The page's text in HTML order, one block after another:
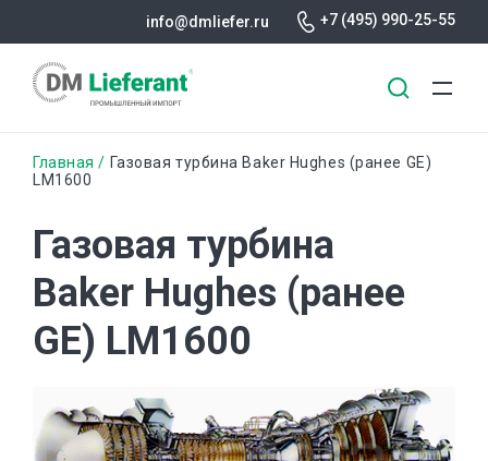
содержанию
info@dmliefer.ru +7 (495) 990-25-55
Строка
Главная
Газовая турбина Baker Hughes (ранее GE)
LM1600
Газовая турбина
Baker Hughes (ранее
GE) LM1600